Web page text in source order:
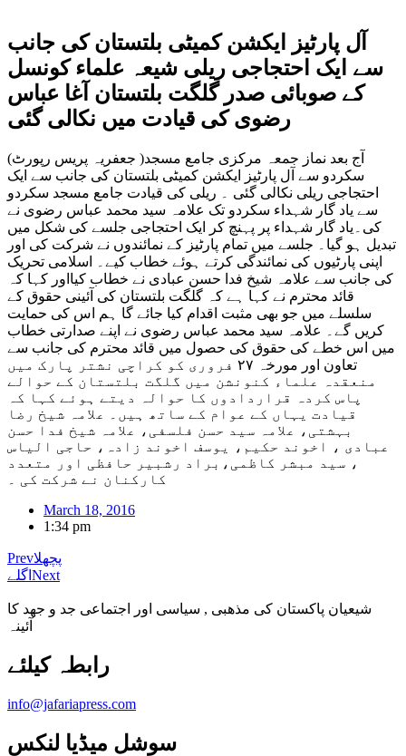
آل پارٹیز ایکشن کمیٹی بلتستان کی جانب
سے ایک احتجاجی ریلی شیعہ علماء کونسل
کے صوبائی صدر گلگت بلتستان آغا عباس
رضوی کی قیادت میں نکالی گئی
(جعفریہ پریس رپورٹ )آج بعد نماز جمعہ مرکزی جامع مسجد
سکردو سے آل پارٹیز ایکشن کمیٹی بلتستان کی جانب سے ایک
احتجاجی ریلی نکالی گئی ۔ ریلی کی قیادت جامع مسجد سکردو
سے یاد گار شہداء سکردو تک علامہ سید محمد عباس رضوی نے
کی۔یاد گار شہداء پر پہنچ کر ایک احتجاجی جلسے کی شکل میں
تبدیل ہو گیا۔ جلسے میں تمام پارٹیز کے نمائندوں نے شرکت کی اور
اپنی پارٹیوں کی نمائندگی کرتے ہوئے خطاب کیے۔ اسلامی تحریک
کی جانب سے علامہ شیخ فدا حسن عبادی نے خطاب کیااور کہا کہ
قائد محترم نے کہا ہے کہ گلگت بلتستان کی آئینی حقوق کے
سلسلے میں جو بھی مثبت اقدام کیا جائے گا ہم اس کی حمایت
کریں گے۔ علامہ سید محمد عباس رضوی نے اپنے صدارتی خطاب
میں اس خطے کی حقوق کی حصول میں قائد محترم کی جانب سے
تعاون اور مورخہ ۲۷ فروری کو کراچی نشتر پارک میں
منعقدہ علماء کنونشن میں گلگت بلتستان کے حوالے
پاس کردہ قراردادوں کا حوالہ دیتے ہوئے کہا کہ
قیادت یہاں کے عوام کے ساتھ ہیں۔ علامہ شیخ رضا
بہشتی، علامہ سید حسن فلسفی، علامہ شیخ فدا حسن
عبادی ، اخوند حکیم، یوسف اخوند زادہ، حاجی الیاس
، سید مبشر کاظمی،براد رشبیر حافظی اور متعدد
کارکنان نے شرکت کی ۔
March 18, 2016
1:34 pm
Prevپچھلا
اگلے Next
شیعیان پاکستان کی مذهبی , سیاسی اور اجتماعی جد و جهد کا
آئینہ
info@jafariapress.com​
سوشل میڈیا لنکس